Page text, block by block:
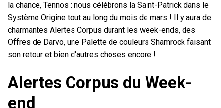
la chance, Tennos : nous célébrons la Saint-Patrick dans le
Système Origine tout au long du mois de mars ! Il y aura de
charmantes Alertes Corpus durant les week-ends, des
Offres de Darvo, une Palette de couleurs Shamrock faisant
son retour et bien d'autres choses encore !
Alertes Corpus du Week-
end